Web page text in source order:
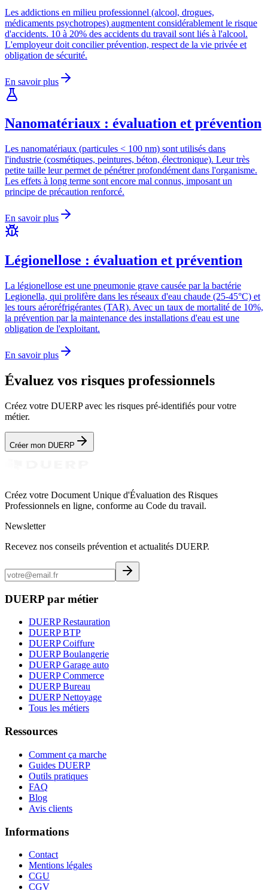
Les addictions en milieu professionnel (alcool, drogues,
médicaments psychotropes) augmentent considérablement le risque
d'accidents. 10 à 20% des accidents du travail sont liés à l'alcool.
L'employeur doit concilier prévention, respect de la vie privée et
obligation de sécurité.
En savoir plus
Nanomatériaux : évaluation et prévention
Les nanomatériaux (particules < 100 nm) sont utilisés dans
l'industrie (cosmétiques, peintures, béton, électronique). Leur très
petite taille leur permet de pénétrer profondément dans l'organisme.
Les effets à long terme sont encore mal connus, imposant un
principe de précaution renforcé.
En savoir plus
Légionellose : évaluation et prévention
La légionellose est une pneumonie grave causée par la bactérie
Legionella, qui prolifère dans les réseaux d'eau chaude (25-45°C) et
les tours aéroréfrigérantes (TAR). Avec un taux de mortalité de 10%,
la prévention par la maintenance des installations d'eau est une
obligation de l'exploitant.
En savoir plus
Évaluez vos risques professionnels
Créez votre DUERP avec les risques pré-identifiés pour votre
métier.
Créer mon DUERP
Créez votre Document Unique d'Évaluation des Risques
Professionnels en ligne, conforme au Code du travail.
Newsletter
Recevez nos conseils prévention et actualités DUERP.
DUERP par métier
DUERP Restauration
DUERP BTP
DUERP Coiffure
DUERP Boulangerie
DUERP Garage auto
DUERP Commerce
DUERP Bureau
DUERP Nettoyage
Tous les métiers
Ressources
Comment ça marche
Guides DUERP
Outils pratiques
FAQ
Blog
Avis clients
Informations
Contact
Mentions légales
CGU
CGV